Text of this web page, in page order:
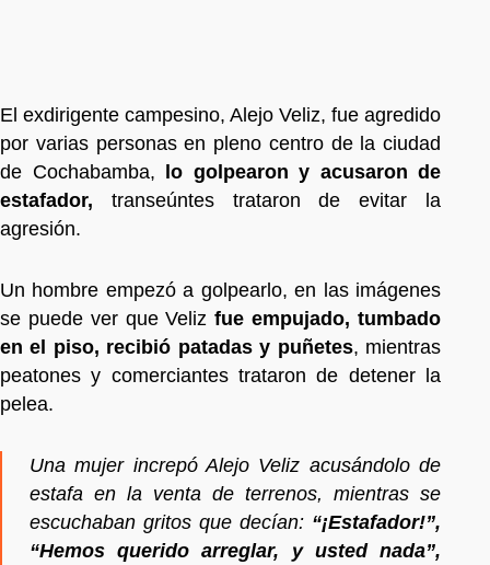
El exdirigente campesino, Alejo Veliz, fue agredido
por varias personas en pleno centro de la ciudad
de Cochabamba, lo golpearon y acusaron de
estafador, transeúntes trataron de evitar la
agresión.
Un hombre empezó a golpearlo, en las imágenes
se puede ver que Velizfue empujado, tumbado
en el piso, recibió patadas y puñetes, mientras
peatones y comerciantes trataron de detener la
pelea.
Una mujer increpó Alejo Veliz acusándolo de
estafa en la venta de terrenos, mientras se
escuchaban gritos que decían: “¡Estafador!”,
“Hemos querido arreglar, y usted nada”,